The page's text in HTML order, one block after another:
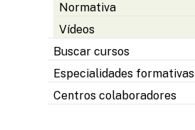
Normativa
Vídeos
Buscar cursos
Especialidades formativas
Centros colaboradores